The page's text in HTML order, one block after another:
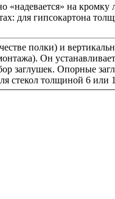
на кромку
для гипсокартона
полки) и
Он
заглушек. Опорные
стекол толщиной 6 или